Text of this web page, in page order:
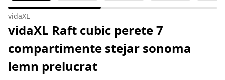
vidaXL
vidaXL Raft cubic perete 7
compartimente stejar sonoma
lemn prelucrat